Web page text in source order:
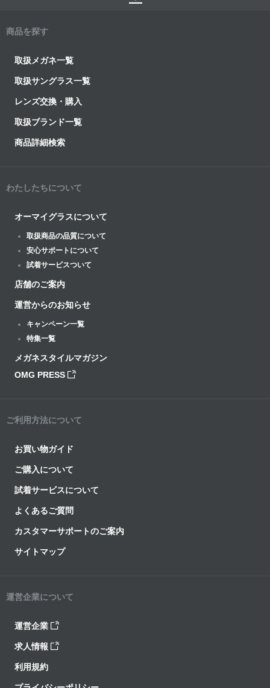
商品を探す
取扱メガネ一覧
取扱サングラス一覧
レンズ交換・購入
取扱ブランド一覧
商品詳細検索
わたしたちについて
オーマイグラスについて
取扱商品の品質について
安心サポートについて
試着サービスついて
店舗のご案内
運営からのお知らせ
キャンペーン一覧
特集一覧
メガネスタイルマガジン
OMG PRESS
ご利用方法について
お買い物ガイド
ご購入について
試着サービスについて
よくあるご質問
カスタマーサポートのご案内
サイトマップ
運営企業について
運営企業
求人情報
利用規約